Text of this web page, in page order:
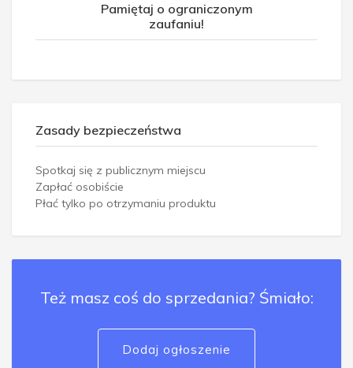
Pamiętaj o ograniczonym
zaufaniu!
Zasady bezpieczeństwa
Spotkaj się z publicznym miejscu
Zapłać osobiście
Płać tylko po otrzymaniu produktu
Też masz coś do sprzedania? Śmiało:
Dodaj ogłoszenie